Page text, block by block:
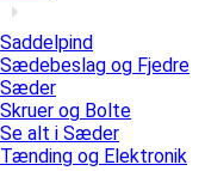
Saddelpind
Sædebeslag og Fjedre
Sæder
Skruer og Bolte
Se alt i Sæder
Tænding og Elektronik